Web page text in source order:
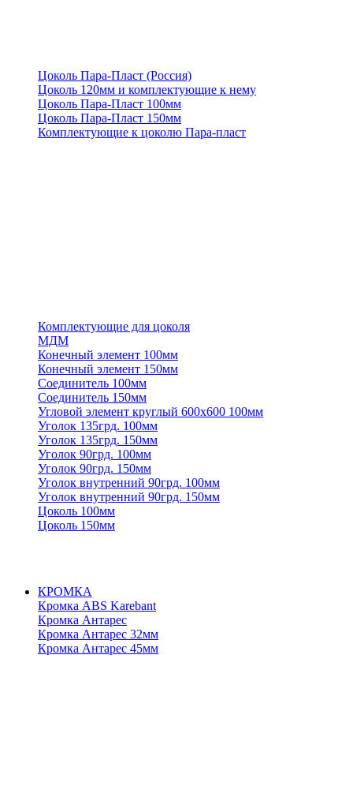
Цоколь Пара-Пласт (Россия)
Цоколь 120мм и комплектующие к нему
Цоколь Пара-Пласт 100мм
Цоколь Пара-Пласт 150мм
Комплектующие к цоколю Пара-пласт
Комплектующие для цоколя
МДМ
Конечный элемент 100мм
Конечный элемент 150мм
Соединитель 100мм
Соединитель 150мм
Угловой элемент круглый 600х600 100мм
Уголок 135грд. 100мм
Уголок 135грд. 150мм
Уголок 90грд. 100мм
Уголок 90грд. 150мм
Уголок внутренний 90грд. 100мм
Уголок внутренний 90грд. 150мм
Цоколь 100мм
Цоколь 150мм
КРОМКА
Кромка ABS Karebant
Кромка Антарес
Кромка Антарес 32мм
Кромка Антарес 45мм